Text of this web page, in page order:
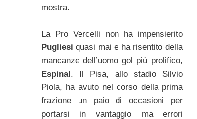
mostra.
La Pro Vercelli non ha impensierito
Pugliesiquasi mai e ha risentito della
mancanze dell’uomo gol più prolifico,
Espinal. Il Pisa, allo stadio Silvio
Piola, ha avuto nel corso della prima
frazione un paio di occasioni per
portarsi in vantaggio ma errori